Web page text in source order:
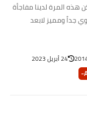
هذه المرة لدينا مفاجأة
جداً ومميز لابعد
24 أبريل 2023